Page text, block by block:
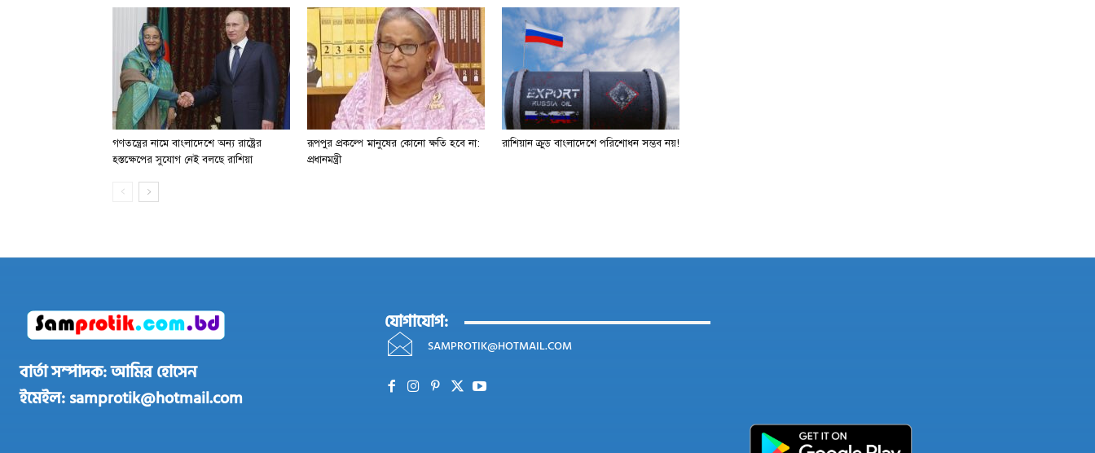
গণতন্ত্রের নামে বাংলাদেশে অন্য রাষ্ট্রের
হস্তক্ষেপের সুযোগ নেই বলছে রাশিয়া
রূপপুর প্রকল্পে মানুষের কোনো ক্ষতি হবে না:
প্রধানমন্ত্রী
রাশিয়ান ক্রুড বাংলাদেশে পরিশোধন সম্ভব নয়!
বার্তা সম্পাদক: আমির হোসেন
ইমেইল: samprotik@hotmail.com
যোগাযোগ:
SAMPROTIK@HOTMAIL.COM